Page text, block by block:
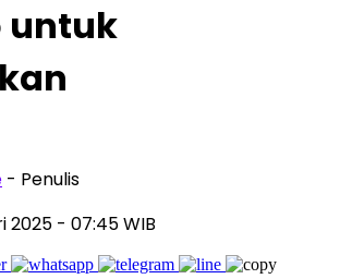
untuk
- Penulis
2025 - 07:45 WIB